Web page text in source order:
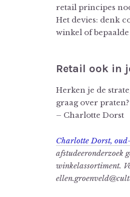
retail principes
Het devies: denk
winkel of
Retail ook in
Herken je de
graag over
– Charlotte Dorst
Charlotte Dorst,
afstudeeronderzoek
winkelassortiment.